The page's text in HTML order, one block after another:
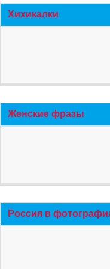
Хихикалки
Женские фразы
Россия в